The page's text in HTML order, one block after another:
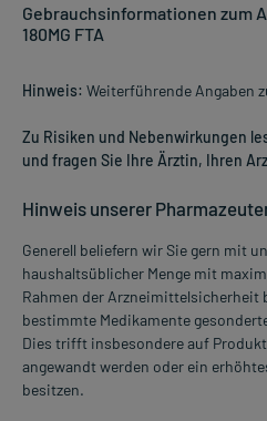
Gebrauchsinformationen zum
180MG FTA
Hinweis: Weiterführende Angaben
Zu Risiken und Nebenwirkungen
und fragen Sie Ihre Ärztin, Ihren
Hinweis unserer
Generell beliefern wir Sie gern mit
haushaltsüblicher Menge mit
Rahmen der Arzneimittelsicherheit
bestimmte Medikamente
Dies trifft insbesondere auf
angewandt werden oder ein
besitzen.